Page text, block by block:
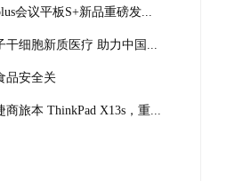
会议平板S+新品重磅发...
干细胞新质医疗 助力中国...
品安全关
商旅本 ThinkPad X13s，重...